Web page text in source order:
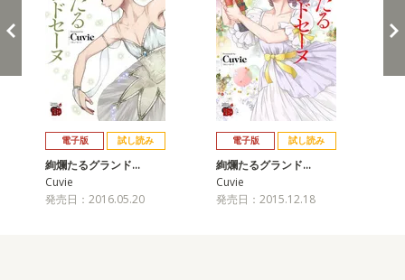
電子版 試し読み
絢爛たるグランド…
Cuvie
発売日：2016.05.20
電子版 試し読み
絢爛たるグランド…
Cuvie
発売日：2015.12.18